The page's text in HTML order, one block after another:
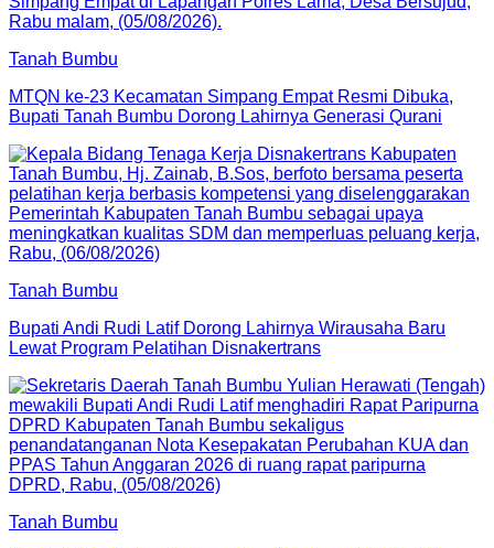
Tanah Bumbu
MTQN ke-23 Kecamatan Simpang Empat Resmi Dibuka,
Bupati Tanah Bumbu Dorong Lahirnya Generasi Qurani
Tanah Bumbu
Bupati Andi Rudi Latif Dorong Lahirnya Wirausaha Baru
Lewat Program Pelatihan Disnakertrans
Tanah Bumbu